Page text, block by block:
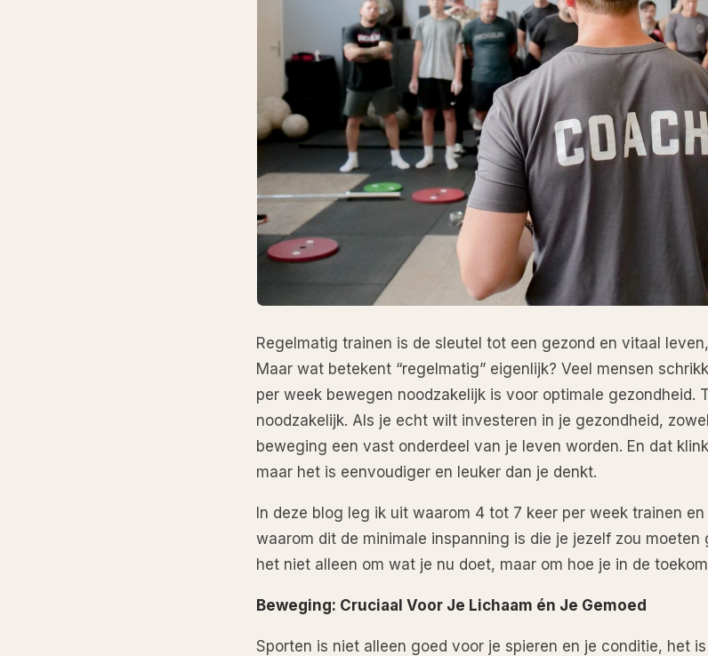
Regelmatig trainen is de sleutel tot een gezond en vitaal
Maar wat betekent “regelmatig” eigenlijk? Veel mensen
per week bewegen noodzakelijk is voor optimale gezondheid.
noodzakelijk. Als je echt wilt investeren in je gezondheid,
beweging een vast onderdeel van je leven worden. En dat
maar het is eenvoudiger en leuker dan je denkt.
In deze blog leg ik uit waarom 4 tot 7 keer per week trainen
waarom dit de minimale inspanning is die je jezelf zou
het niet alleen om wat je nu doet, maar om hoe je in de
Beweging: Cruciaal Voor Je Lichaam én Je Gemoed
Sporten is niet alleen goed voor je spieren en je conditie, het